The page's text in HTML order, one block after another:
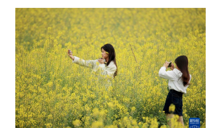
台湾 思客智库 全球连线 教育
科技 科创 量子 体育
文化 书画 健康 军事
访谈 视频 图片 政务
法律 中央文件 金融 汽车
食品 人居 信息化 数字经济